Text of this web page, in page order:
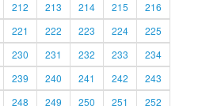
212 213 214 215
216
221 222 223 224
225
230 231 232 233
234
239 240 241 242
243
248 249 250 251 252